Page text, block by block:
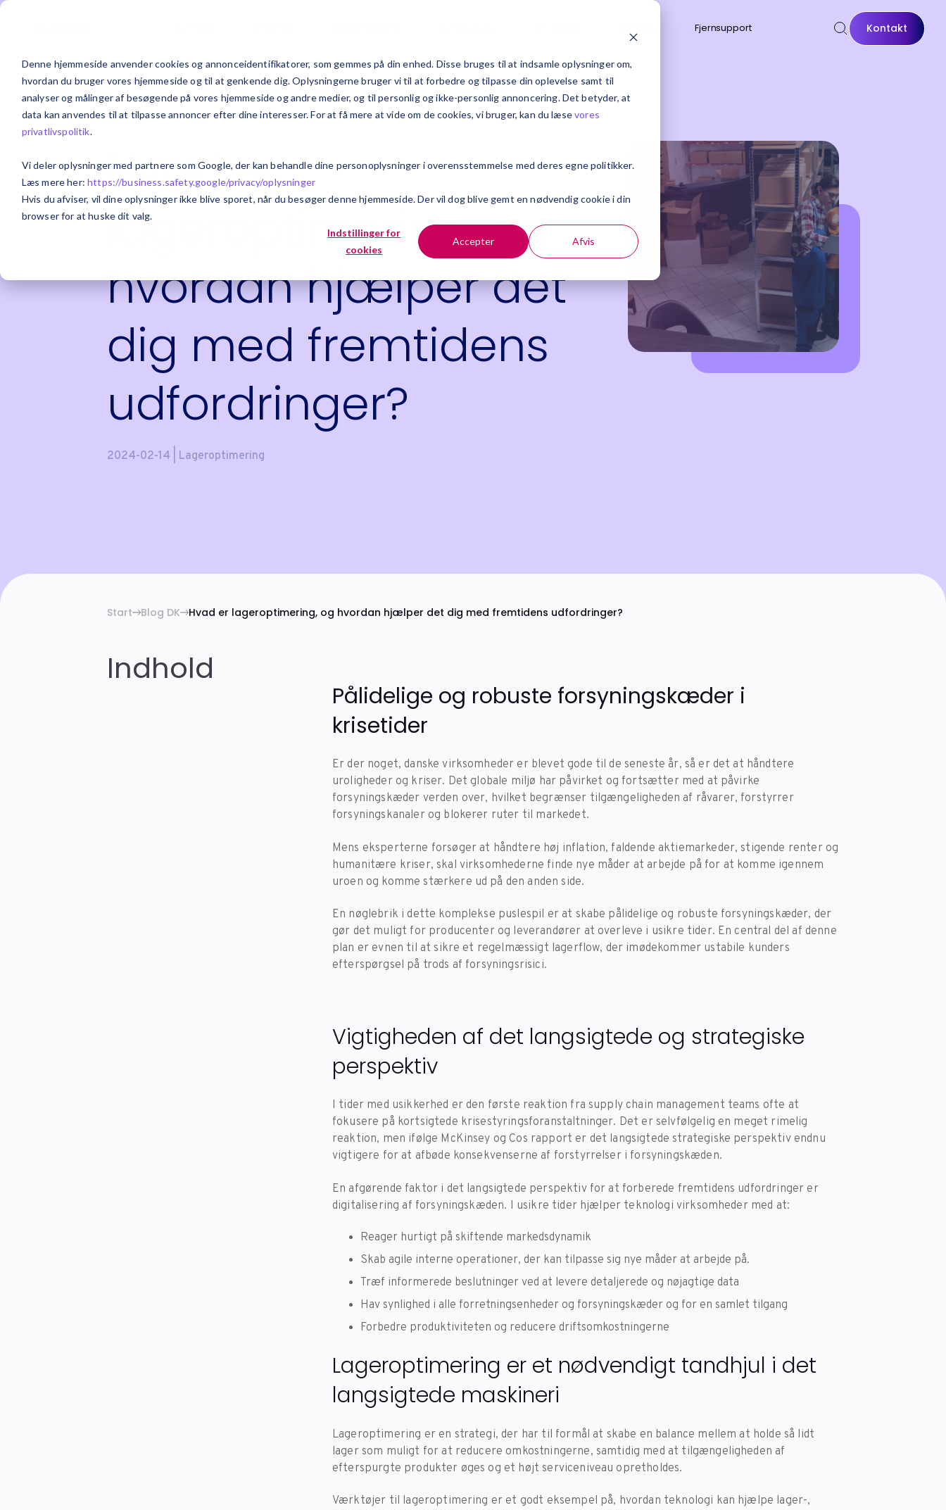
Denne hjemmeside anvender cookies og annonceidentifikatorer, som gemmes på din enhed. Disse bruges til at indsamle oplysninger om,
hvordan du bruger vores hjemmeside og til at genkende dig. Oplysningerne bruger vi til at forbedre og tilpasse din oplevelse samt til
analyser og målinger af besøgende på vores hjemmeside og andre medier, og til personlig og ikke-personlig annoncering. Det betyder, at
data kan anvendes til at tilpasse annoncer efter dine interesser. For at få mere at vide om de cookies, vi bruger, kan du læsevores
privatlivspolitik.
Vi deler oplysninger med partnere som Google, der kan behandle dine personoplysninger i overensstemmelse med deres egne politikker.
Læs mere her:https://business.safety.google/privacy/oplysninger
Hvis du afviser, vil dine oplysninger ikke blive sporet, når du besøger denne hjemmeside. Der vil dog blive gemt en nødvendig cookie i din
browser for at huske dit valg.
Indstillinger for
cookies
Accepter Afvis
Fjernsupport Kontakt
Hvad er
lageroptimering, og
hvordan hjælper det
dig med fremtidens
udfordringer?
2024-02-14 | Lageroptimering
Start Blog DK Hvad er lageroptimering, og hvordan hjælper det dig med fremtidens udfordringer?
Indhold
Pålidelige og robuste forsyningskæder i
krisetider
Er der noget, danske virksomheder er blevet gode til de seneste år, så er det at håndtere
uroligheder og kriser. Det globale miljø har påvirket og fortsætter med at påvirke
forsyningskæder verden over, hvilket begrænser tilgængeligheden af ​​råvarer, forstyrrer
forsyningskanaler og blokerer ruter til markedet.
Mens eksperterne forsøger at håndtere høj inflation, faldende aktiemarkeder, stigende renter og
humanitære kriser, skal virksomhederne finde nye måder at arbejde på for at komme igennem
uroen og komme stærkere ud på den anden side.
En nøglebrik i dette komplekse puslespil er at skabe pålidelige og robuste forsyningskæder, der
gør det muligt for producenter og leverandører at overleve i usikre tider. En central del af denne
plan er evnen til at sikre et regelmæssigt lagerflow, der imødekommer ustabile kunders
efterspørgsel på trods af forsyningsrisici.
Vigtigheden af det langsigtede og strategiske
perspektiv
I tider med usikkerhed er den første reaktion fra supply chain management teams ofte at
fokusere på kortsigtede krisestyringsforanstaltninger. Det er selvfølgelig en meget rimelig
reaktion, men ifølge McKinsey og Cos rapport er det langsigtede strategiske perspektiv endnu
vigtigere for at afbøde konsekvenserne af forstyrrelser i forsyningskæden.
En afgørende faktor i det langsigtede perspektiv for at forberede fremtidens udfordringer er
digitalisering af forsyningskæden. I usikre tider hjælper teknologi virksomheder med at:
Reager hurtigt på skiftende markedsdynamik
Skab agile interne operationer, der kan tilpasse sig nye måder at arbejde på.
Træf informerede beslutninger ved at levere detaljerede og nøjagtige data
Hav synlighed i alle forretningsenheder og forsyningskæder og for en samlet tilgang
Forbedre produktiviteten og reducere driftsomkostningerne
Lageroptimering er et nødvendigt tandhjul i det
langsigtede maskineri
Lageroptimering er en strategi, der har til formål at skabe en balance mellem at holde så lidt
lager som muligt for at reducere omkostningerne, samtidig med at tilgængeligheden af ​​
efterspurgte produkter øges og et højt serviceniveau opretholdes.
Værktøjer til lageroptimering er et godt eksempel på, hvordan teknologi kan hjælpe lager-,